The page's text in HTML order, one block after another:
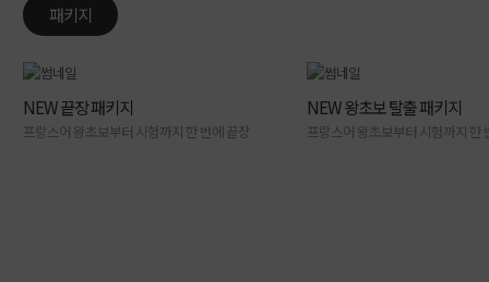
패키지
NEW 끝장 패키지
프랑스어 왕초보부터 시험까지 한 번에 끝장
NEW 왕초보 탈출 패키지
프랑스어 왕초보부터 시험까지 한